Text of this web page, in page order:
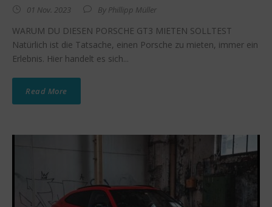
01 Nov. 2023 By Phillipp Müller
WARUM DU DIESEN PORSCHE GT3 MIETEN SOLLTEST
Natürlich ist die Tatsache, einen Porsche zu mieten, immer ein
Erlebnis. Hier handelt es sich...
Read More